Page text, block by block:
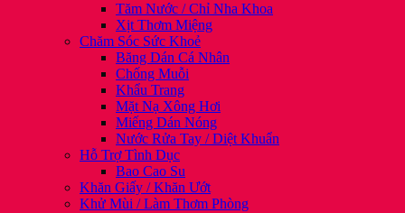
Tăm Nước / Chỉ Nha Khoa
Xịt Thơm Miệng
Chăm Sóc Sức Khoẻ
Băng Dán Cá Nhân
Chống Muỗi
Khẩu Trang
Mặt Nạ Xông Hơi
Miếng Dán Nóng
Nước Rửa Tay / Diệt Khuẩn
Hỗ Trợ Tình Dục
Bao Cao Su
Khăn Giấy / Khăn Ướt
Khử Mùi / Làm Thơm Phòng